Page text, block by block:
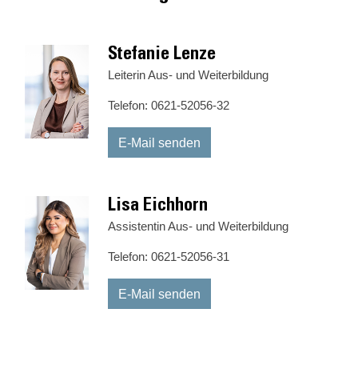
Stefanie Lenze
Leiterin Aus- und Weiterbildung
Telefon: 0621-52056-32
E-Mail senden
Lisa Eichhorn
Assistentin Aus- und Weiterbildung
Telefon: 0621-52056-31
E-Mail senden